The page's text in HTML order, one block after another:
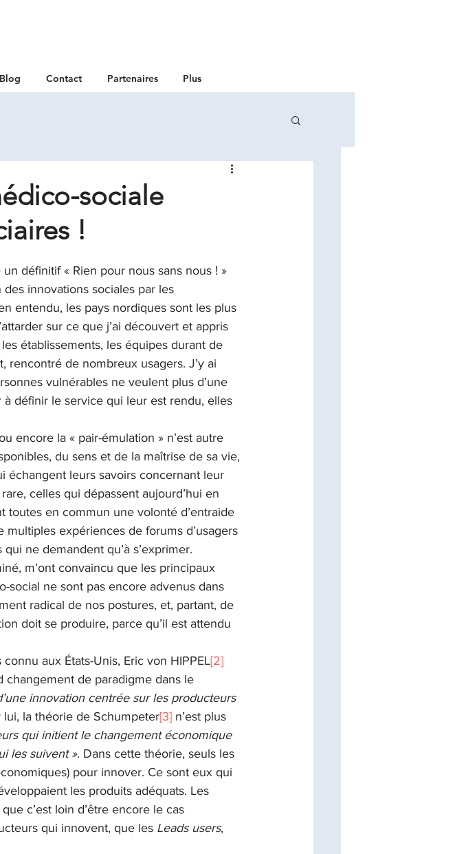
Blog Contact Partenaires Plus
sociale
!
un définitif « Rien pour nous sans nous ! »
innovations sociales par les
entendu, les pays nordiques sont les plus
sur ce que j’ai découvert et appris
établissements, les équipes durant de
rencontré de nombreux usagers. J’y ai
vulnérables ne veulent plus d’une
définir le service qui leur est rendu, elles
encore la « pair-émulation » n’est autre
du sens et de la maîtrise de sa vie,
échangent leurs savoirs concernant leur
celles qui dépassent aujourd’hui en
toutes en commun une volonté d’entraide
expériences de forums d’usagers
ne demandent qu’à s’exprimer.
m’ont convaincu que les principaux
social ne sont pas encore advenus dans
radical de nos postures, et, partant, de
doit se produire, parce qu’il est attendu
aux États-Unis, Eric von HIPPEL[2]
changement de paradigme dans le
innovation centrée sur les producteurs
lui, la théorie de Schumpeter[3] n’est plus
qui initient le changement économique
les suivent ». Dans cette théorie, seuls les
pour innover. Ce sont eux qui
les produits adéquats. Les
c’est loin d’être encore le cas
qui innovent, que les Leads users,